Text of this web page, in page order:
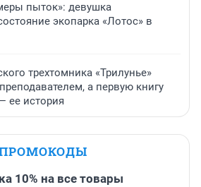
пыток»: девушка
экопарка «Лотос» в
трехтомника «Трилунье»
а первую книгу
ее история
10% на все товары